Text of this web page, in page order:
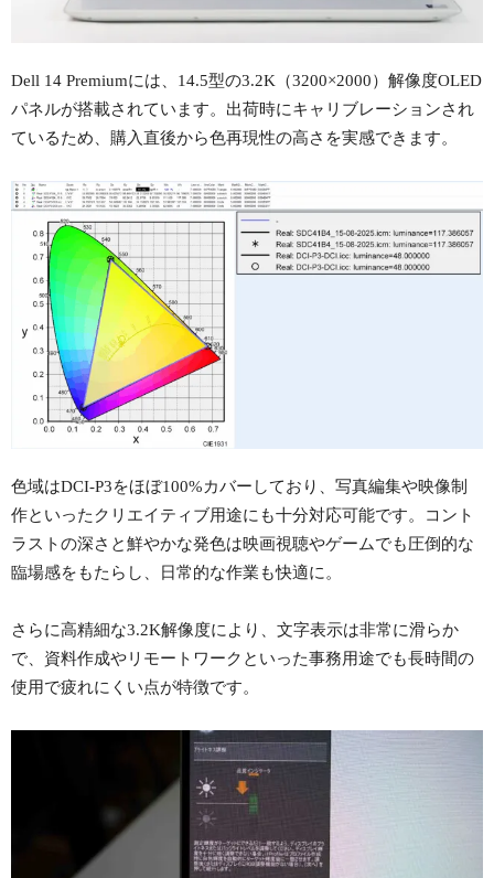
Dell 14 Premiumには、14.5型の3.2K（3200×2000）解像度OLED
パネルが搭載されています。出荷時にキャリブレーションされ
ているため、購入直後から色再現性の高さを実感できます。
色域はDCI-P3をほぼ100%カバーしており、写真編集や映像制
作といったクリエイティブ用途にも十分対応可能です。コント
ラストの深さと鮮やかな発色は映画視聴やゲームでも圧倒的な
臨場感をもたらし、日常的な作業も快適に。
さらに高精細な3.2K解像度により、文字表示は非常に滑らか
で、資料作成やリモートワークといった事務用途でも長時間の
使用で疲れにくい点が特徴です。